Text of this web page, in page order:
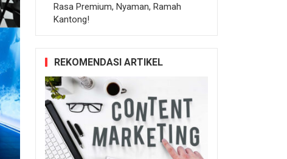
Rasa Premium, Nyaman, Ramah
Kantong!
REKOMENDASI ARTIKEL